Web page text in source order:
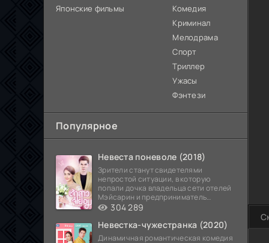
Японские фильмы
Комедия
Криминал
Мелодрама
Спорт
Триллер
Ужасы
Фэнтези
Популярное
Невеста поневоле (2018)
Зрители станут свидетелями
непростой ситуации, в которую
попали дочка владельца сети отелей
Мэйсарин и предприниматель
Кетдэн. Обоих главных героев
304 289
Невестка-чужестранка (2020)
Динамичная романтическая комедия